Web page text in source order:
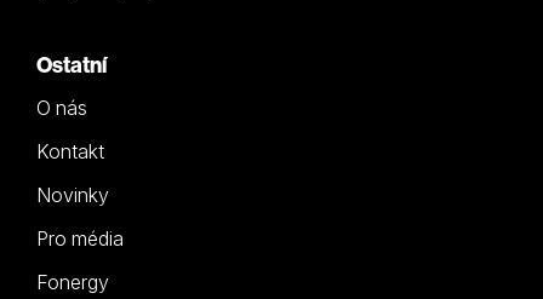
Ostatní
O nás
Kontakt
Novinky
Pro média
Fonergy